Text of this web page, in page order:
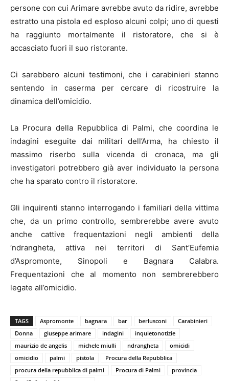
persone con cui Arimare avrebbe avuto da ridire, avrebbe
estratto una pistola ed esploso alcuni colpi; uno di questi
ha raggiunto mortalmente il ristoratore, che si è
accasciato fuori il suo ristorante.
Ci sarebbero alcuni testimoni, che i carabinieri stanno
sentendo in caserma per cercare di ricostruire la
dinamica dell’omicidio.
La Procura della Repubblica di Palmi, che coordina le
indagini eseguite dai militari dell’Arma, ha chiesto il
massimo riserbo sulla vicenda di cronaca, ma gli
investigatori potrebbero già aver individuato la persona
che ha sparato contro il ristoratore.
Gli inquirenti stanno interrogando i familiari della vittima
che, da un primo controllo, sembrerebbe avere avuto
anche cattive frequentazioni negli ambienti della
‘ndrangheta, attiva nei territori di Sant’Eufemia
d’Aspromonte, Sinopoli e Bagnara Calabra.
Frequentazioni che al momento non sembrerebbero
legate all’omicidio.
TAGS Aspromonte bagnara bar berlusconi
Carabinieri
Donna
giuseppe arimare indagini
inquietonotizie
maurizio de angelis
michele miulli ndrangheta
omicidi
omicidio
palmi pistola
Procura della Repubblica
procura della repubblica di palmi
Procura di Palmi
provincia